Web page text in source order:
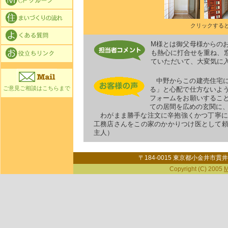
ご意見ご相談はこちらまで
クリックする
M様とは御父母様からの
も熱心に打合せを重ね、
ていただいて、大変気に
中野からこの建売住宅
る」と心配で仕方ないよ
フォームをお願いするこ
ての居間を広めの玄関に
わがまま勝手な注文に辛抱強くかつ丁寧
工務店さんをこの家のかかりつけ医として
主人）
〒184-0015 東京都小金井市
Copyright (C) 2005